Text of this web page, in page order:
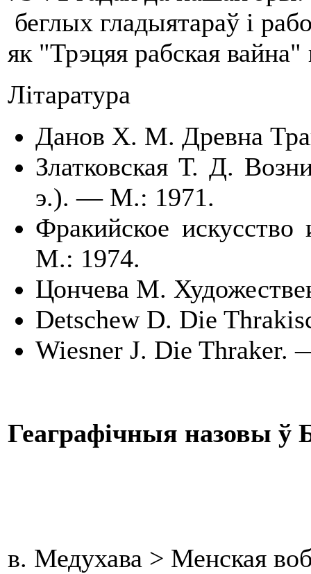
беглых гладыятараў і
як "Трэцяя рабская
Літаратура
Данов Х. М. Древна
Златковская Т. Д.
э.). — М.: 1971.
Фракийское
М.: 1974.
Цончева М.
Detschew D. Die
Wiesner J. Die Thraker.
Геаграфічныя назовы ў
в. Медухава > Менская